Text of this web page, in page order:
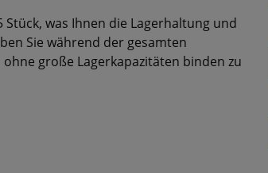
was Ihnen die Lagerhaltung und
Sie während der gesamten
große Lagerkapazitäten binden zu